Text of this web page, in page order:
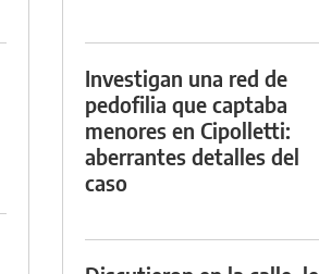
Investigan una red de
pedofilia que captaba
menores en Cipolletti:
aberrantes detalles del
caso